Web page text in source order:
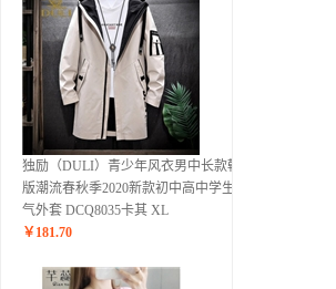
独励（DULI）青少年风衣男中长款韩
版潮流春秋季2020新款初中高中学生帅
气外套 DCQ8035卡其 XL
￥ 181.70